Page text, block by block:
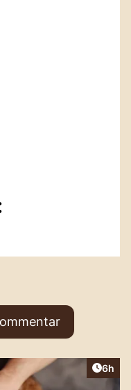
6h